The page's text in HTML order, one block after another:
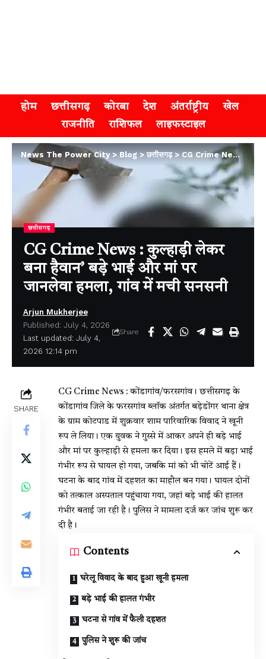
होम छत्तीसगढ़ कोरबा देश अंतर्राष्ट्रीय
खेल
राजनीति
राशिफल लाइफस्टाइल
News The Power City>Blog>छत्तीसगढ़>CG Crime News : कुल्हाड़ी लेकर बना हैवान’ बड़े भाई और मां पर जानलेवा हमला, गांव में मची सनसनी
छत्तीसगढ़
CG Crime News : कुल्हाड़ी लेकर
बना हैवान’ बड़े भाई और मां पर
जानलेवा हमला, गांव में मची सनसनी
Last updated: July 4,
2026 12:14 pm
Arjun Mukherjee
Published: July 4, 2026
Share
SHARE
CG Crime News : कोंडागांव/फरसगांव। छत्तीसगढ़ के
कोंडागांव जिले के फरसगांव ब्लॉक अंतर्गत बड़ेडोंगर थाना क्षेत्र
के ग्राम कोटपाड में शुक्रवार शाम पारिवारिक विवाद ने खूनी
रूप ले लिया। एक युवक ने गुस्से में आकर अपने ही बड़े भाई
और मां पर कुल्हाड़ी से हमला कर दिया। इस हमले में बड़ा भाई
गंभीर रूप से घायल हो गया, जबकि मां को भी चोटें आई हैं।
घटना के बाद गांव में दहशत का माहौल बन गया। घायल दोनों
को तत्काल अस्पताल पहुंचाया गया, जहां बड़े भाई की हालत
गंभीर बताई जा रही है। पुलिस ने मामला दर्ज कर जांच शुरू कर
दी है।
Contents
घरेलू विवाद के बाद हुआ खूनी हमला
बड़े भाई की हालत गंभीर
घटना से गांव में फैली दहशत
पुलिस ने शुरू की जांच